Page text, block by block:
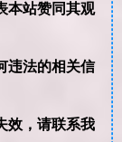
本站赞同其观
违法的相关信
效，请联系我